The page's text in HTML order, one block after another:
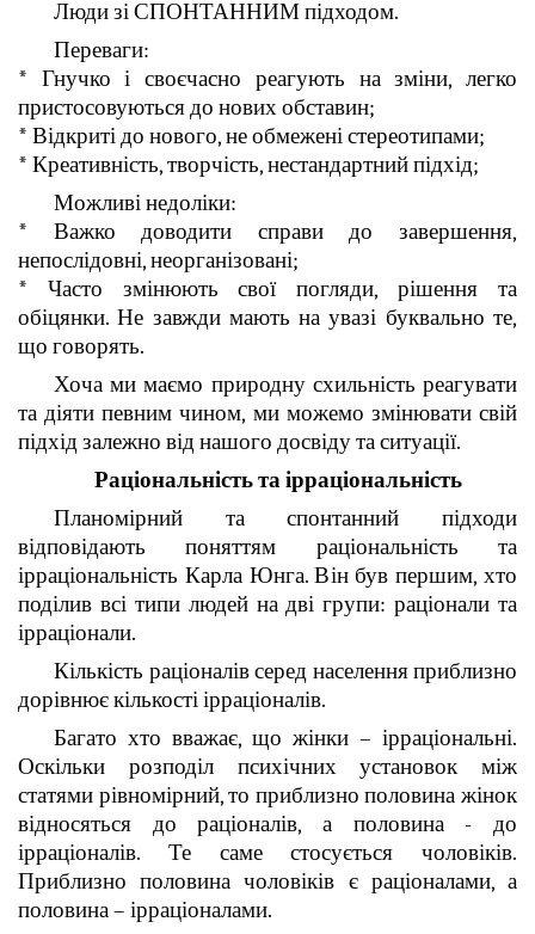
Люди зі СПОНТАННИМ підходом.
Переваги:
* Гнучко і своєчасно реагують на зміни, легко
пристосовуються до нових обставин;
* Відкриті до нового, не обмежені стереотипами;
* Креативність, творчість, нестандартний підхід;
Можливі недоліки:
* Важко доводити справи до завершення,
непослідовні, неорганізовані;
* Часто змінюють свої погляди, рішення та
обіцянки. Не завжди мають на увазі буквально те,
що говорять.
Хоча ми маємо природну схильність реагувати
та діяти певним чином, ми можемо змінювати свій
підхід залежно від нашого досвіду та ситуації.
Раціональність та ірраціональність
Планомірний та спонтанний підходи
відповідають поняттям раціональність та
ірраціональність Карла Юнга. Він був першим, хто
поділив всі типи людей на дві групи: раціонали та
ірраціонали.
Кількість раціоналів серед населення приблизно
дорівнює кількості ірраціоналів.
Багато хто вважає, що жінки – ірраціональні.
Оскільки розподіл психічних установок між
статями рівномірний, то приблизно половина жінок
відносяться до раціоналів, а половина - до
ірраціоналів. Те саме стосується чоловіків.
Приблизно половина чоловіків є раціоналами, а
половина – ірраціоналами.